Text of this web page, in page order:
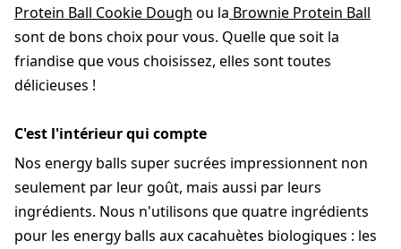
Protein Ball Cookie Dough ou la Brownie Protein Ball
sont de bons choix pour vous. Quelle que soit la
friandise que vous choisissez, elles sont toutes
délicieuses !
C'est l'intérieur qui compte
Nos energy balls super sucrées impressionnent non
seulement par leur goût, mais aussi par leurs
ingrédients. Nous n'utilisons que quatre ingrédients
pour les energy balls aux cacahuètes biologiques : les